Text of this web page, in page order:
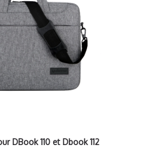
DBook 110 et Dbook 112